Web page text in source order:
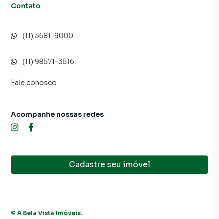
Contato
(11) 3681-9000
(11) 98571-3516
Fale conosco
Cadastre seu imóvel
Acompanhe nossas redes
© A Bela Vista Imóveis.